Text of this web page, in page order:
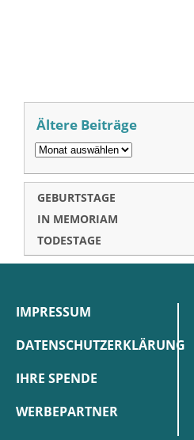
Ältere Beiträge
GEBURTSTAGE
IN MEMORIAM
TODESTAGE
IMPRESSUM
DATENSCHUTZERKLÄRUNG
IHRE SPENDE
WERBEPARTNER